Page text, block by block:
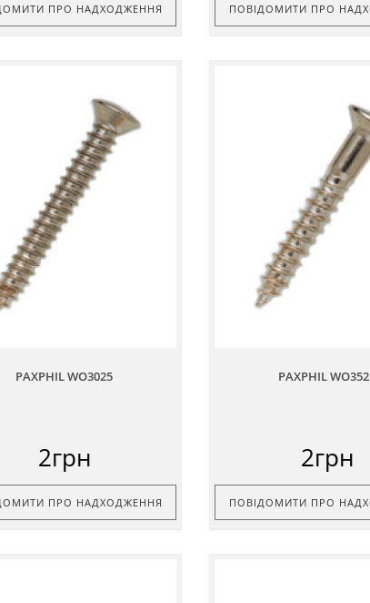
ПРО НАДХОДЖЕННЯ ПОВІДОМИТИ ПРО
PAXPHIL WO3025
2грн
ПРО НАДХОДЖЕННЯ
PAXPHIL
2грн
ПОВІДОМИТИ ПРО